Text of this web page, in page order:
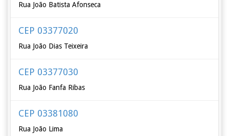
Rua João Batista Afonseca
CEP 03377020
Rua João Dias Teixeira
CEP 03377030
Rua João Fanfa Ribas
CEP 03381080
Rua João Lima